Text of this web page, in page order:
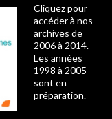
Cliquez pour
accéder à nos
archives de
2006 à 2014.
Les années
1998 à 2005
sont en
préparation.